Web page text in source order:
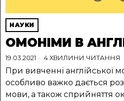
НАУКИ
ОМОНІМИ В
19.03.2021 4 ХВИЛИНИ ЧИТАННЯ
При вивченні англійської
особливо важко дається
мови, а також сприйняття